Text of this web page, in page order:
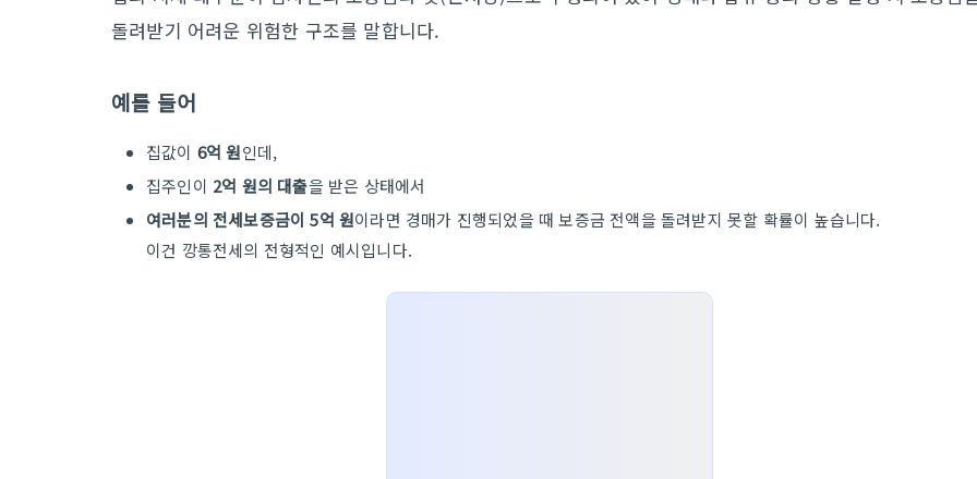
돌려받기 어려운 위험한 구조를 말합니다.
예를 들어
집값이 6억 원인데,
집주인이 2억 원의 대출을 받은 상태에서
여러분의 전세보증금이 5억 원이라면 경매가 진행되었을 때 보증금 전액을 돌려받지 못할 확률이 높습니다.
이건 깡통전세의 전형적인 예시입니다.